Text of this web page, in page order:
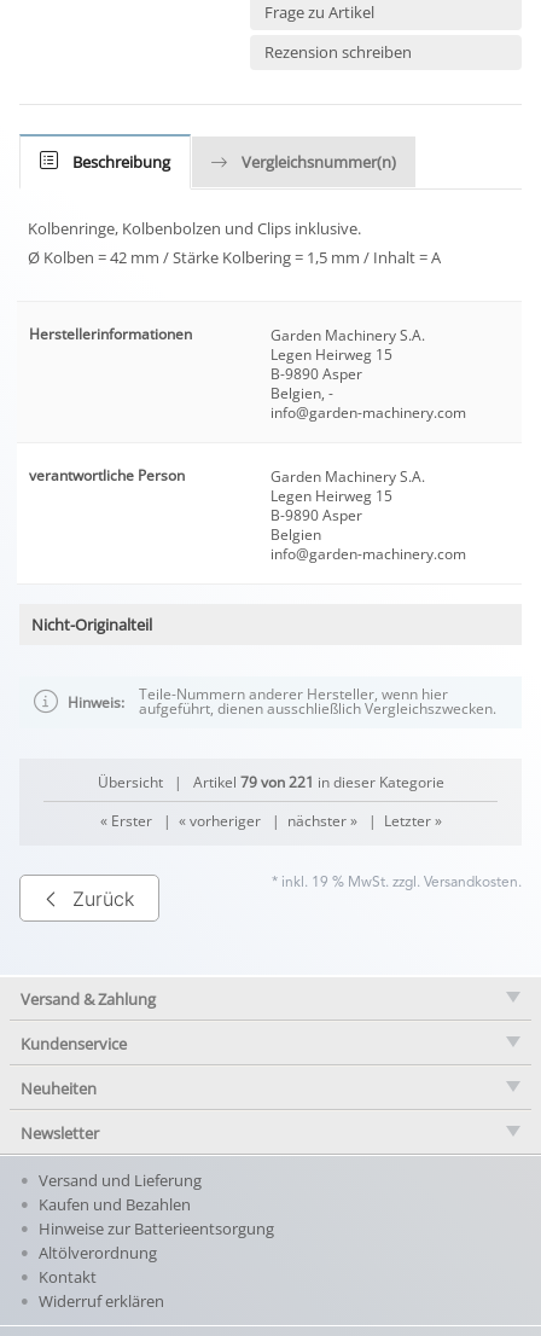
Frage zu Artikel
Rezension schreiben
Beschreibung Vergleichsnummer(n)
Kolbenringe, Kolbenbolzen und Clips inklusive.
Ø Kolben = 42 mm / Stärke Kolbering = 1,5 mm / Inhalt = A
Herstellerinformationen
Garden Machinery S.A.
Legen Heirweg 15
B-9890 Asper
Belgien, -
info@garden-machinery.com
verantwortliche Person
Garden Machinery S.A.
Legen Heirweg 15
B-9890 Asper
Belgien
info@garden-machinery.com
Nicht-Originalteil
Hinweis: Teile-Nummern anderer Hersteller, wenn hier
aufgeführt, dienen ausschließlich Vergleichszwecken.
Übersicht| Artikel 79 von 221 in dieser Kategorie
« Erster| « vorheriger| nächster »| Letzter »
Zurück
* inkl. 19 % MwSt. zzgl. Versandkosten.
Versand & Zahlung
Kundenservice
Neuheiten
Newsletter
Versand und Lieferung
Kaufen und Bezahlen
Hinweise zur Batterieentsorgung
Altölverordnung
Kontakt
Widerruf erklären